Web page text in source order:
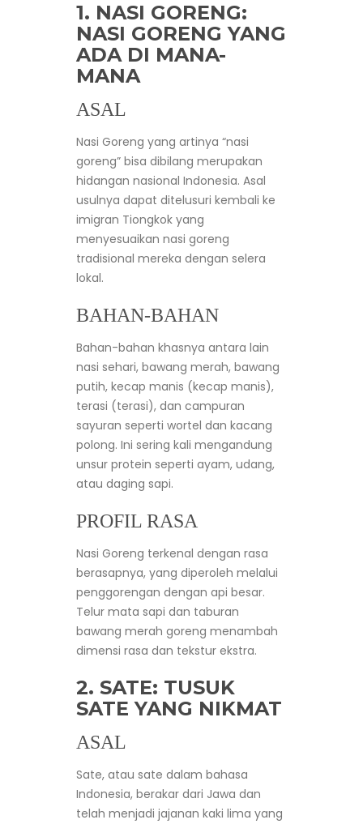
1. NASI GORENG:
NASI GORENG YANG
ADA DI MANA-
MANA
ASAL
Nasi Goreng yang artinya “nasi
goreng” bisa dibilang merupakan
hidangan nasional Indonesia. Asal
usulnya dapat ditelusuri kembali ke
imigran Tiongkok yang
menyesuaikan nasi goreng
tradisional mereka dengan selera
lokal.
BAHAN-BAHAN
Bahan-bahan khasnya antara lain
nasi sehari, bawang merah, bawang
putih, kecap manis (kecap manis),
terasi (terasi), dan campuran
sayuran seperti wortel dan kacang
polong. Ini sering kali mengandung
unsur protein seperti ayam, udang,
atau daging sapi.
PROFIL RASA
Nasi Goreng terkenal dengan rasa
berasapnya, yang diperoleh melalui
penggorengan dengan api besar.
Telur mata sapi dan taburan
bawang merah goreng menambah
dimensi rasa dan tekstur ekstra.
2. SATE: TUSUK
SATE YANG NIKMAT
ASAL
Sate, atau sate dalam bahasa
Indonesia, berakar dari Jawa dan
telah menjadi jajanan kaki lima yang